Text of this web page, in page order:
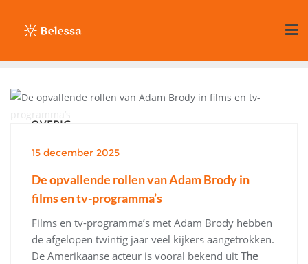
inhoud
OVERIG
15 december 2025
De opvallende rollen van Adam Brody in
films en tv-programma’s
Films en tv-programma’s met Adam Brody hebben
de afgelopen twintig jaar veel kijkers aangetrokken.
De Amerikaanse acteur is vooral bekend uit The